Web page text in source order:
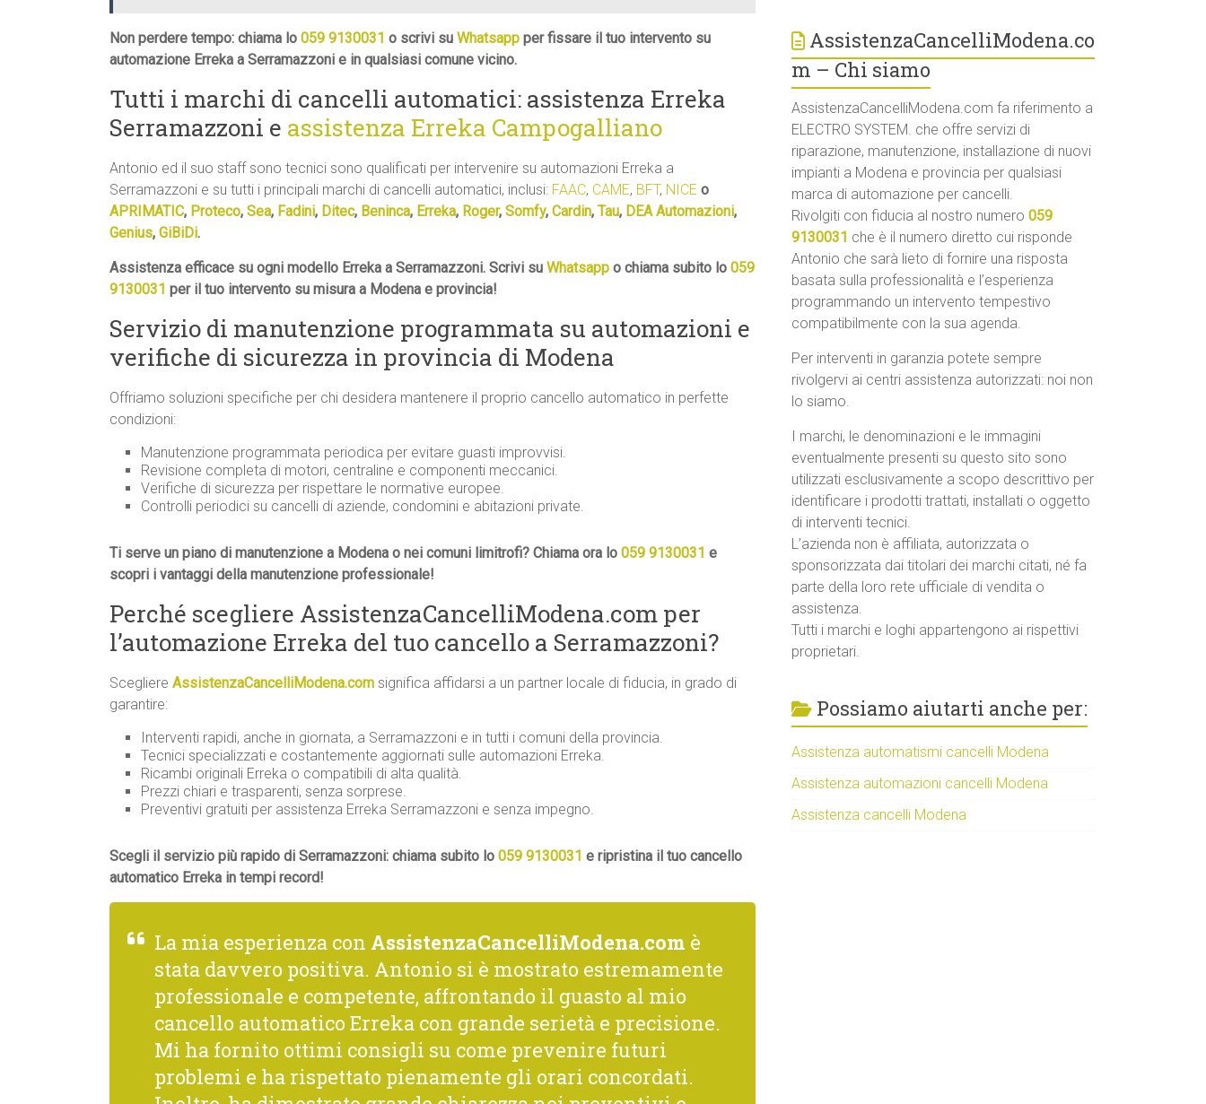
Non perdere tempo: chiama lo 059 9130031 o scrivi su Whatsapp per fissare il tuo intervento su
automazione Erreka a Serramazzoni e in qualsiasi comune vicino.
Tutti i marchi di cancelli automatici: assistenza Erreka
Serramazzoni e assistenza Erreka Campogalliano
Antonio ed il suo staff sono tecnici sono qualificati per intervenire su automazioni Erreka a
Serramazzoni e su tutti i principali marchi di cancelli automatici, inclusi: FAAC, CAME, BFT, NICE o
APRIMATIC, Proteco, Sea, Fadini, Ditec, Beninca, Erreka, Roger, Somfy, Cardin, Tau, DEA Automazioni,
Genius, GiBiDi.
Assistenza efficace su ogni modello Erreka a Serramazzoni. Scrivi su Whatsapp o chiama subito lo 059
9130031 per il tuo intervento su misura a Modena e provincia!
Servizio di manutenzione programmata su automazioni e
verifiche di sicurezza in provincia di Modena
Offriamo soluzioni specifiche per chi desidera mantenere il proprio cancello automatico in perfette
condizioni:
Manutenzione programmata periodica per evitare guasti improvvisi.
Revisione completa di motori, centraline e componenti meccanici.
Verifiche di sicurezza per rispettare le normative europee.
Controlli periodici su cancelli di aziende, condomini e abitazioni private.
Ti serve un piano di manutenzione a Modena o nei comuni limitrofi? Chiama ora lo 059 9130031 e
scopri i vantaggi della manutenzione professionale!
Perché scegliere AssistenzaCancelliModena.com per
l’automazione Erreka del tuo cancello a Serramazzoni?
Scegliere AssistenzaCancelliModena.com significa affidarsi a un partner locale di fiducia, in grado di
garantire:
Interventi rapidi, anche in giornata, a Serramazzoni e in tutti i comuni della provincia.
Tecnici specializzati e costantemente aggiornati sulle automazioni Erreka.
Ricambi originali Erreka o compatibili di alta qualità.
Prezzi chiari e trasparenti, senza sorprese.
Preventivi gratuiti per assistenza Erreka Serramazzoni e senza impegno.
Scegli il servizio più rapido di Serramazzoni: chiama subito lo 059 9130031 e ripristina il tuo cancello
automatico Erreka in tempi record!
La mia esperienza con AssistenzaCancelliModena.com è
stata davvero positiva. Antonio si è mostrato estremamente
professionale e competente, affrontando il guasto al mio
cancello automatico Erreka con grande serietà e precisione.
Mi ha fornito ottimi consigli su come prevenire futuri
problemi e ha rispettato pienamente gli orari concordati.
AssistenzaCancelliModena.co
m – Chi siamo
AssistenzaCancelliModena.com fa riferimento a
ELECTRO SYSTEM. che offre servizi di
riparazione, manutenzione, installazione di nuovi
impianti a Modena e provincia per qualsiasi
marca di automazione per cancelli.
Rivolgiti con fiducia al nostro numero059
9130031 che è il numero diretto cui risponde
Antonio che sarà lieto di fornire una risposta
basata sulla professionalità e l’esperienza
programmando un intervento tempestivo
compatibilmente con la sua agenda.
Per interventi in garanzia potete sempre
rivolgervi ai centri assistenza autorizzati: noi non
lo siamo.
I marchi, le denominazioni e le immagini
eventualmente presenti su questo sito sono
utilizzati esclusivamente a scopo descrittivo per
identificare i prodotti trattati, installati o oggetto
di interventi tecnici.
L’azienda non è affiliata, autorizzata o
sponsorizzata dai titolari dei marchi citati, né fa
parte della loro rete ufficiale di vendita o
assistenza.
Tutti i marchi e loghi appartengono ai rispettivi
proprietari.
Possiamo aiutarti anche per:
Assistenza automatismi cancelli Modena
Assistenza automazioni cancelli Modena
Assistenza cancelli Modena